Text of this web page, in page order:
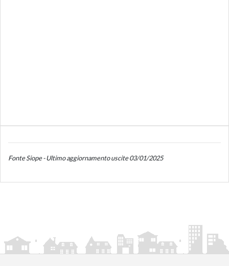
Fonte Siope - Ultimo aggiornamento uscite 03/01/2025